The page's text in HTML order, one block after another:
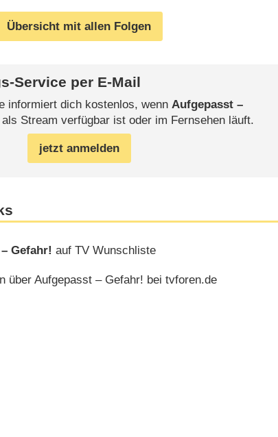
Übersicht mit allen Folgen
Service per E-Mail
informiert dich kostenlos, wenn Aufgepasst –
Stream verfügbar ist oder im Fernsehen läuft.
jetzt anmelden
Gefahr! auf TV Wunschliste
über Aufgepasst – Gefahr! bei tvforen.de